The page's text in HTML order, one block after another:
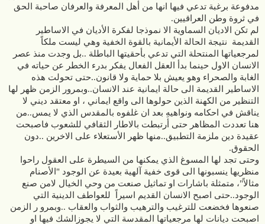
مدفوعة برغبة تدعي فيها انها من أهل المعرفة والعرفان صاحبة الحق
في ثروة وطن العراقيين.
لم تكن الاديان السماوية الا نموذجا لفكرة الأديان في الاساطير
القديمة نتيجة الحالة الأيمانية بالقوة الخفية وهي ليست ملكاً
لمرجعياتها المنتحلة التي تدعي بأحقيتها الباطلة ..بل وجدت منذ عصر
الانسان الاول حينما بدأ العقل الفعال يفكر بدرء الخطر عن حياته في
الغابة والصحراء وهو يعيش بلا حماية ولا قانون..حتى تحولت هذه
الاساطير القديمة الى حالة ايمانية عند الانسان..وبمرور الزمن ظهر لها
التنظير من الكهنة الذين حولوها الى واقع ايماني ، او معتقد ديني لا
يناقش في احكامه ونواهيهِ بعد ان غلفوه بالمقدس الذي لا يمس..من
هنا تعددت المظاهر حتى أرتبطت بالاطار الثقافي للشعوب فاصبحت
عقيدة دين ملزمة التطبيق..منها ظهر الأستعلاء على الاخرين ..دون
الحقوق.
وحتى تجد لها المسوغ الذي يمكنها من السيطرة على العقول راحوا
منظريها ينسبونها الى قوى خفية آلهية بعيدة عن الوجود "الأصنام
مثالاً"، متمثلة باشارات او تماثيل صنعت من وحي الخيال لامن صنع
الوجود..حتى اصبح الانسان القديم اسيراً للعواطف الدينية التي
صنعوها فخضعت للترغيب والترهيب والثواب والعقاب ..وبمرو ر الزمن
اصبحت ديانات لها مرجعياتها المقدسة التي لا يجوزالشك فيها او